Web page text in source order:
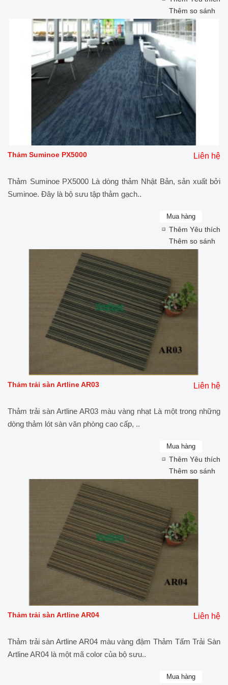
Thêm so sánh
Liên hệ
Thảm Suminoe PX5000
Thảm Suminoe PX5000 Là dòng thảm Nhật Bản, sản xuất bởi
Suminoe. Đây là bộ sưu tập thảm gạch..
Thêm Yêu thích
Thêm so sánh
Liên hệ
Thảm trải sàn Artline AR03
Thảm trải sàn Artline AR03 màu vàng nhạt Là một trong những
dòng thảm lót sàn văn phòng cao cấp, ..
Thêm Yêu thích
Thêm so sánh
Liên hệ
Thảm trải sàn Artline AR04
Thảm trải sàn Artline AR04 màu vàng đậm Thảm Tấm Trải Sàn
Artline AR04 là một mã color của bộ sưu..